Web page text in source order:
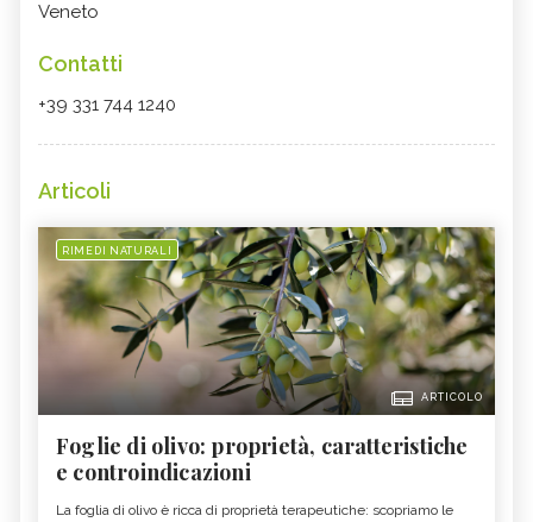
Veneto
Contatti
+39 331 744 1240
Articoli
RIMEDI NATURALI
ARTICOLO
Foglie di olivo: proprietà, caratteristiche
e controindicazioni
La foglia di olivo è ricca di proprietà terapeutiche: scopriamo le